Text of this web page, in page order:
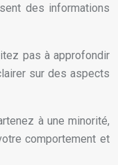
des informations
pas à approfondir
sur des aspects
à une minorité,
comportement et